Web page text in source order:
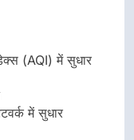
(AQI) में सुधार
में सुधार